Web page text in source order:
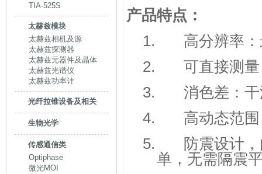
TIA-525S
太赫兹模块
太赫兹相机及源
太赫兹探测器
太赫兹元器件及晶体
太赫兹光谱仪
太赫兹功率计
光纤拉锥设备及相关
生物光学
传感通信类
Optiphase
微光MOI
产品特点：
1. 高分辨率
2. 可直接测
3. 消色差：
4. 高动态范
5. 防震设计
单，无需隔震